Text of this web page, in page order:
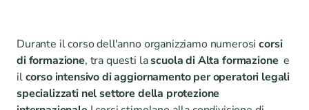
Durante il corso dell'anno organizziamo numerosi corsi
di formazione, tra questi la scuola diAlta formazione e
il corso intensivo di aggiornamento per operatori legali
specializzati nel settore della protezione